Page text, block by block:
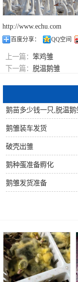
http://www.echu.com
百度分享： QQ空间
上一篇： 笨鸡雏
下一篇： 脱温鹅雏
鹅雏装车发货
破壳出雏
鹅种蛋准备孵化
鹅雏发货准备